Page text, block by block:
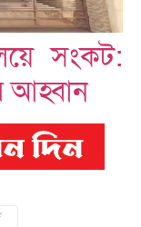
সংকট:
আহ্বান